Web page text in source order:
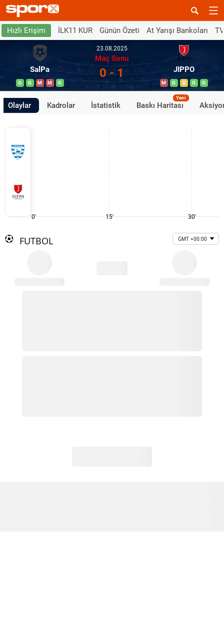
Hızlı Erişim İLK11 KUR Günün Özeti At Yarışı Bankoları
SalPa
G G M M G
23.08.2025
Maç Sonu
0 - 1 JIPPO
M G B G G
Olaylar Kadrolar İstatistik Baskı Haritası
Yeni
0' 15' 30'
FUTBOL GMT +00:00